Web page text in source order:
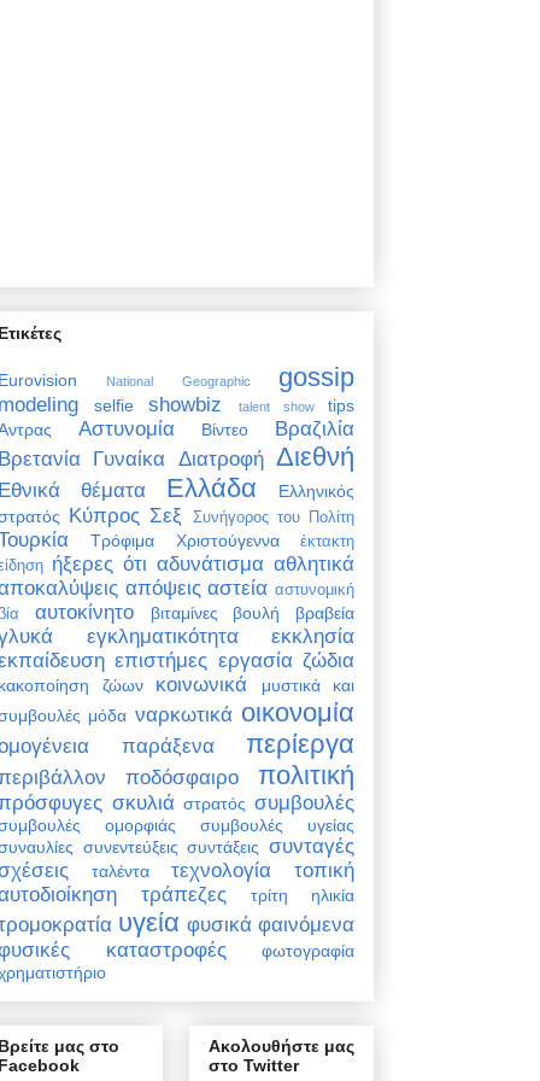
Ετικέτες
Eurovision National Geographic gossip
modeling selfie showbiz talent show
tips
Αστυνομία Βίντεο
Βραζιλία
Βρετανία Γυναίκα Διατροφή Διεθνή
Εθνικά θέματα Ελλάδα
Ελληνικός
Κύπρος Σεξ Συνήγορος του Πολίτη
Τρόφιμα Χριστούγεννα
έκτακτη
ήξερες ότι αδυνάτισμα αθλητικά
απόψεις αστεία αστυνομική
βία
αυτοκίνητο βιταμίνες βουλή βραβεία
εγκληματικότητα
εκκλησία
επιστήμες εργασία ζώδια
κακοποίηση ζώων κοινωνικά
μυστικά και
μόδα ναρκωτικά οικονομία
παράξενα περίεργα
ποδόσφαιρο πολιτική
σκυλιά στρατός συμβουλές
ομορφιάς
συμβουλές υγείας
συνεντεύξεις συντάξεις συνταγές
ταλέντα τεχνολογία
τοπική
τράπεζες τρίτη ηλικία
υγεία φυσικά φαινόμενα
καταστροφές
φωτογραφία
Βρείτε μας στο
Facebook
Ακολουθήστε μας
στο Twitter